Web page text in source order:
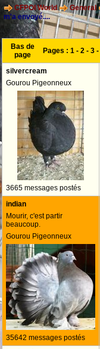
CFPOI World General
m'a envoyé....
Bas de
page
Pages : 1 - 2 - 3 -
silvercream
Gourou Pigeonneux
3665 messages postés
indian
Mourir, c'est partir
beaucoup.
Gourou Pigeonneux
35642 messages postés